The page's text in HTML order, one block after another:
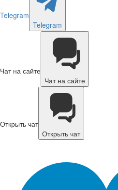
Telegram
Telegram
Чат на сайте
Чат на сайте
Открыть чат
Открыть чат